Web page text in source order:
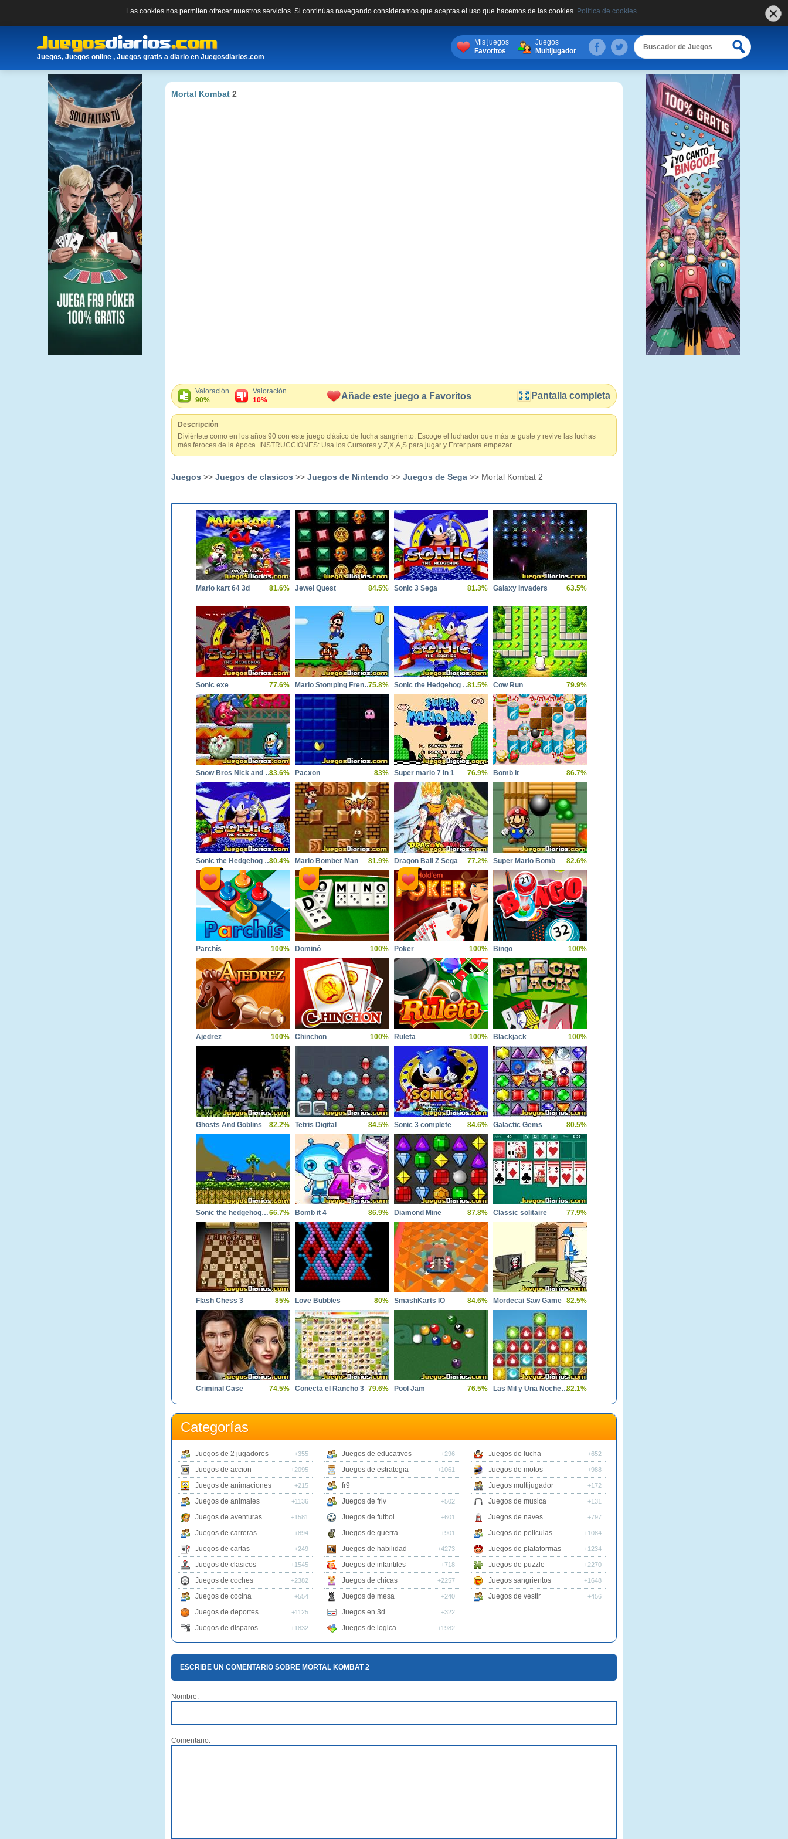
Las cookies nos permiten ofrecer nuestros servicios. Si continúas navegando consideramos que aceptas el uso que hacemos de las cookies. Política de cookies.
Juegos, Juegos online , Juegos gratis a diario en Juegosdiarios.com
Mis juegos
Favoritos
Juegos
Multijugador
Mortal Kombat 2
Valoración
90%
Valoración
10%
Añade este juego a Favoritos Pantalla completa
Descripción
Diviértete como en los años 90 con este juego clásico de lucha sangriento. Escoge el luchador que más te guste y revive las luchas
más feroces de la época. INSTRUCCIONES: Usa los Cursores y Z,X,A,S para jugar y Enter para empezar.
Juegos >> Juegos de clasicos >> Juegos de Nintendo >> Juegos de Sega >> Mortal Kombat 2
Mario kart 64 3d 81.6% Jewel Quest 84.5% Sonic 3 Sega 81.3% Galaxy Invaders 63.5%
Sonic exe 77.6% Mario Stomping Frenzy75.8% Sonic the Hedgehog 2 Sega81.5% Cow Run 79.9%
Snow Bros Nick and Tom Sega83.6% Pacxon 83% Super mario 7 in 1 76.9% Bomb it 86.7%
Sonic the Hedgehog Sega80.4% Mario Bomber Man 81.9% Dragon Ball Z Sega 77.2% Super Mario Bomb 82.6%
Parchís 100% Dominó 100% Poker 100% Bingo 100%
Ajedrez 100% Chinchon 100% Ruleta 100% Blackjack 100%
Ghosts And Goblins 82.2% Tetris Digital 84.5% Sonic 3 complete 84.6% Galactic Gems 80.5%
Sonic the hedgehogs moto66.7% Bomb it 4 86.9% Diamond Mine 87.8% Classic solitaire 77.9%
Flash Chess 3 85% Love Bubbles 80% SmashKarts IO 84.6% Mordecai Saw Game 82.5%
Criminal Case 74.5% Conecta el Rancho 3 79.6% Pool Jam 76.5% Las Mil y Una Noches 782.1%
Categorías
Juegos de 2 jugadores +355
Juegos de accion +2095
Juegos de animaciones +215
Juegos de animales +1136
Juegos de aventuras +1581
Juegos de carreras +894
Juegos de cartas +249
Juegos de clasicos +1545
Juegos de coches +2382
Juegos de cocina +554
Juegos de deportes +1125
Juegos de disparos +1832
Juegos de educativos +296
Juegos de estrategia +1061
fr9
Juegos de friv
+502
Juegos de futbol +601
Juegos de guerra +901
Juegos de habilidad +4273
Juegos de infantiles +718
Juegos de chicas +2257
Juegos de mesa +240
Juegos en 3d +322
Juegos de logica +1982
Juegos de lucha +652
Juegos de motos +988
Juegos multijugador +172
Juegos de musica +131
Juegos de naves +797
Juegos de peliculas +1084
Juegos de plataformas +1234
Juegos de puzzle +2270
Juegos sangrientos +1648
Juegos de vestir +456
ESCRIBE UN COMENTARIO SOBRE MORTAL KOMBAT 2
Nombre:
Comentario: